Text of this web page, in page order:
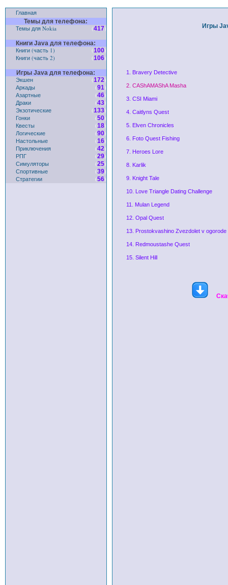
Главная
Темы для телефона:
Темы для Nokia (417)
Книги Java для телефона:
Книги (часть 1) (100)
Книги (часть 2)
(106)
Игры Java для телефона:
Экшен (172)
Аркады
(91)
Азартные
(46)
Драки
(43)
Экзотические
(133)
Гонки
(50)
Квесты
(18)
Логические
(90)
Настольные
(16)
Приключения
(42)
РПГ
(29)
Симуляторы
(25)
Спортивные
(39)
Стратегии
(56)
Игры
1. Bravery Detective
2. CAShAMAShA Masha
3. CSI Miami
4. Caitlyns Quest
5. Elven Chronicles
6. Foto Quest Fishing
7. Heroes Lore
8. Karlik
9. Knight Tale
10. Love Triangle Dating Challenge
11. Mulan Legend
12. Opal Quest
13. Prostokvashino Zvezdolet v ogorode
14. Redmoustashe Quest
15. Silent Hill